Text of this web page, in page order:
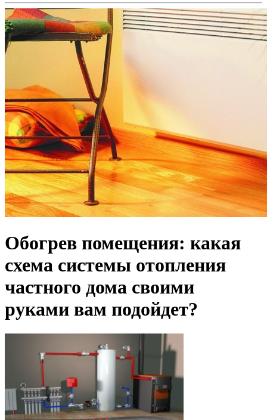
Обогрев помещения: какая
схема системы отопления
частного дома своими
руками вам подойдет?